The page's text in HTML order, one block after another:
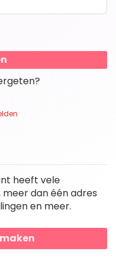
heeft vele
dan één adres
en meer.